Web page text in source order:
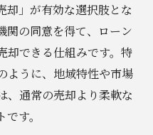
却」が有効な選択肢とな
関の同意を得て、ローン
却できる仕組みです。特
ように、地域特性や市場
、通常の売却より柔軟な
す。